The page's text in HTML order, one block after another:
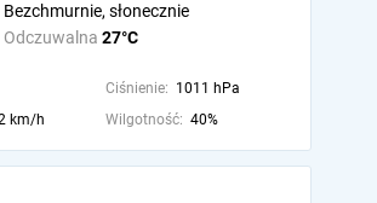
Odczuwalna 27°C
Bezchmurnie, słonecznie
Ciśnienie: 1011 hPa
km/h Wilgotność: 40%